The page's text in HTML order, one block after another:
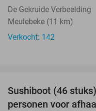
De Gekruide Verbeelding
Meulebeke (11 km)
Verkocht: 142
Sushiboot (46
personen voor